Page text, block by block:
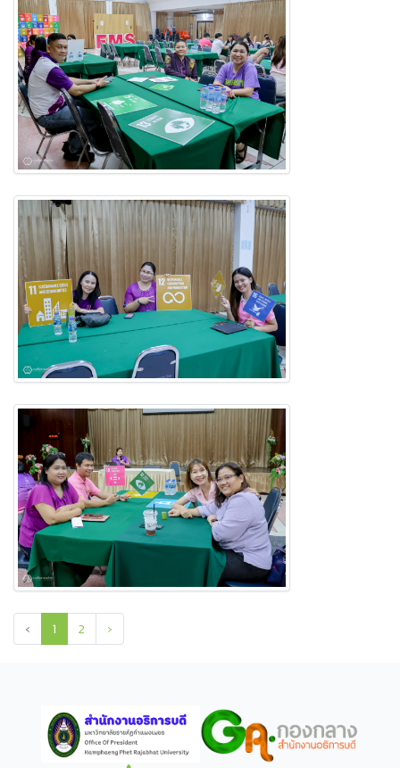
‹ 1 2 ›